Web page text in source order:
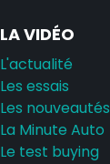
LA VIDÉO
L'actualité
Les essais
Les nouveautés
La Minute Auto
Le test buying